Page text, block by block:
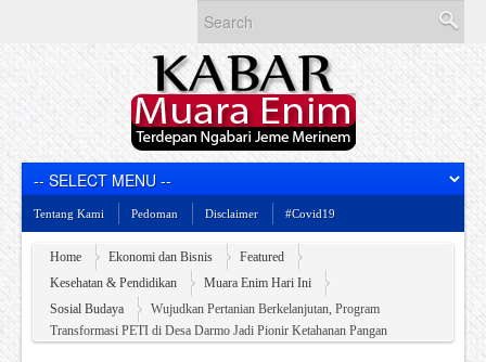
Tentang Kami Pedoman Disclaimer #Covid19
Home Ekonomi dan Bisnis
Featured
Kesehatan & Pendidikan
Muara Enim Hari Ini
Sosial Budaya
Wujudkan Pertanian Berkelanjutan, Program
Transformasi PETI di Desa Darmo Jadi Pionir Ketahanan Pangan